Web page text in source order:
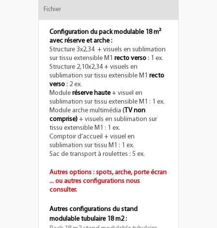
Fichier
Configuration du pack modulable 18 m²
avec réserve et arche :
Structure 3x2,34 + visuels en sublimation
sur tissu extensible M1 recto verso : 1 ex.
Structure 2,10x2,34 + visuels en
sublimation sur tissu extensible M1 recto
verso : 2 ex.
Module réserve haute + visuel en
sublimation sur tissu extensible M1 : 1 ex.
Module arche multimédia (TV non
comprise) + visuels en sublimation sur
tissu extensible M1 : 1 ex.
Comptoir d'accueil + visuel en
sublimation sur tissu M1 : 1 ex.
Sac de transport à roulettes : 5 ex.
Autres options : spots, arche, porte écran
... ou autres configurations nous
consulter.
Autres configurations du stand
modulable tubulaire 18 m2 :